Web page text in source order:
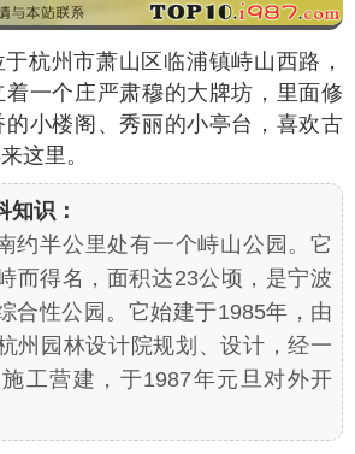
杭州市萧山区临浦镇峙山西路，
一个庄严肃穆的大牌坊，里面修
小楼阁、秀丽的小亭台，喜欢古
这里。
知识：
约半公里处有一个峙山公园。它
而得名，面积达23公顷，是宁波
合性公园。它始建于1985年，由
州园林设计院规划、设计，经一
工营建，于1987年元旦对外开